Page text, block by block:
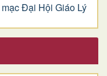
Đại Hội Giáo Lý